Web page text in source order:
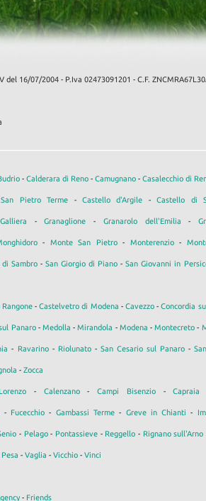
16/07/2004 - P.Iva 02473091201 - C.F.
- Calderara di Reno-Camugnano -Casalecchio di
Pietro Terme -Castello d'Argile -Castello di
Galliera -Granaglione - Granarolo dell'Emilia -
- Monte San Pietro- Monterenzio-
Sambro -San Giorgio di Piano -San Giovanni in
-Castelvetro di Modena - Cavezzo-Concordia
Panaro-Medolla -Mirandola - Modena -Montecreto -
- Ravarino- Riolunato- San Cesario sul Panaro -
- Zocca
- Calenzano-Campi Bisenzio-
- Fucecchio - Gambassi Terme- Greve in Chianti -
- Pelago- Pontassieve - Reggello - Rignano sull'Arno
- Vaglia - Vicchio - Vinci
- Friends